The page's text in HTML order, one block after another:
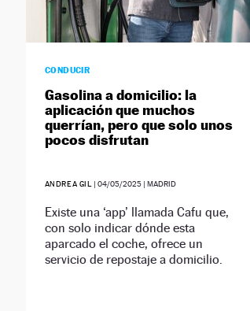
CONDUCIR
Gasolina a domicilio: la
aplicación que muchos
querrían, pero que solo unos
pocos disfrutan
ANDREA GIL |04/05/2025 | MADRID
Existe una ‘app’ llamada Cafu que,
con solo indicar dónde esta
aparcado el coche, ofrece un
servicio de repostaje a domicilio.